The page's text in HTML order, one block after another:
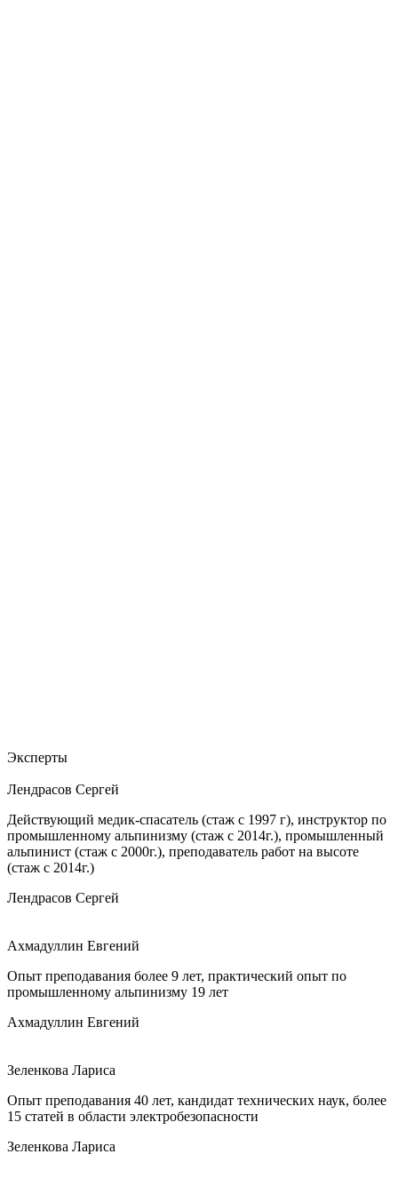
Эксперты
Лендрасов Сергей
Действующий медик-спасатель (стаж с 1997 г), инструктор по
промышленному альпинизму (стаж с 2014г.), промышленный
альпинист (стаж с 2000г.), преподаватель работ на высоте
(стаж с 2014г.)
Лендрасов Сергей
Ахмадуллин Евгений
Опыт преподавания более 9 лет, практический опыт по
промышленному альпинизму 19 лет
Ахмадуллин Евгений
Зеленкова Лариса
Опыт преподавания 40 лет, кандидат технических наук, более
15 статей в области электробезопасности
Зеленкова Лариса